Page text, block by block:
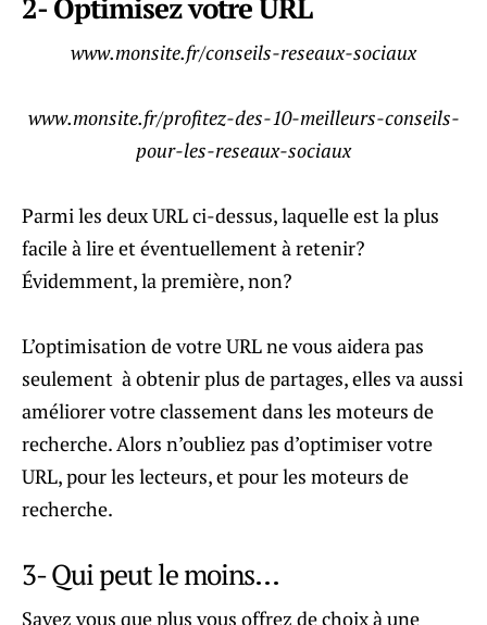
2- Optimisez votre URL
www.monsite.fr/conseils-reseaux-sociaux
www.monsite.fr/profitez-des-10-meilleurs-conseils-
pour-les-reseaux-sociaux
Parmi les deux URL ci-dessus, laquelle est la plus
facile à lire et éventuellement à retenir?
Évidemment, la première, non?
L’optimisation de votre URL ne vous aidera pas
seulement à obtenir plus de partages, elles va aussi
améliorer votre classement dans les moteurs de
recherche. Alors n’oubliez pas d’optimiser votre
URL, pour les lecteurs, et pour les moteurs de
recherche.
3- Qui peut le moins…
Savez vous que plus vous offrez de choix à une